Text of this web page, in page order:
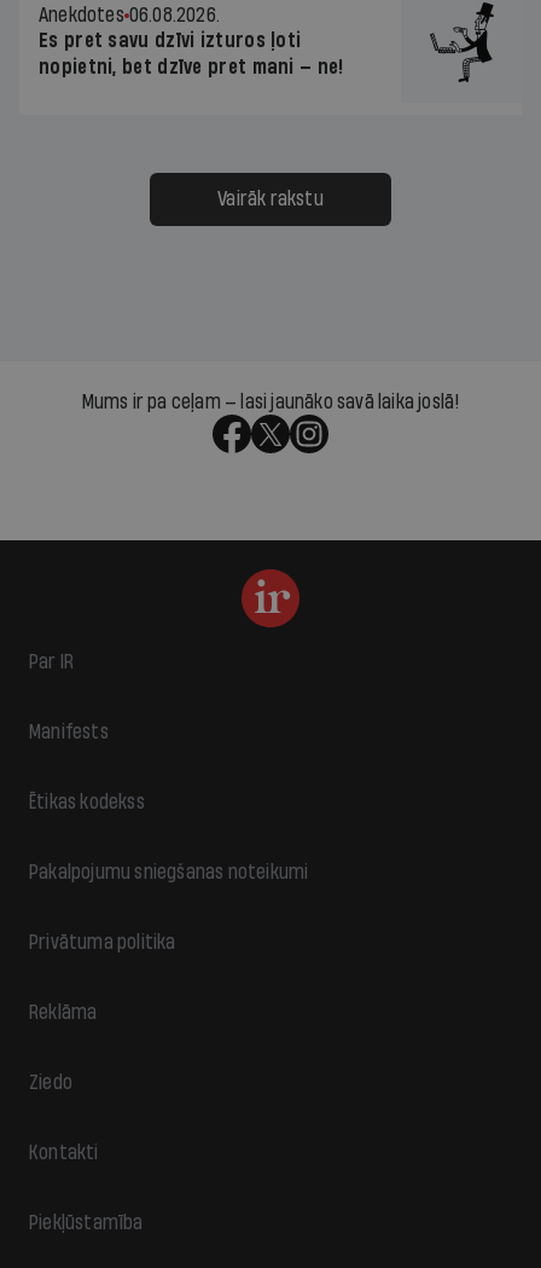
Anekdotes 06.08.2026.
Es pret savu dzīvi izturos ļoti
nopietni, bet dzīve pret mani — ne!
Vairāk rakstu
Mums ir pa ceļam — lasi jaunāko savā laika joslā!
Par IR
Manifests
Ētikas kodekss
Pakalpojumu sniegšanas noteikumi
Privātuma politika
Reklāma
Ziedo
Kontakti
Piekļūstamība